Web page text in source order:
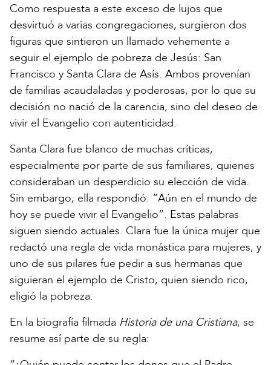
Como respuesta a este exceso de lujos que
desvirtuó a varias congregaciones, surgieron dos
figuras que sintieron un llamado vehemente a
seguir el ejemplo de pobreza de Jesús: San
Francisco y Santa Clara de Asís. Ambos provenían
de familias acaudaladas y poderosas, por lo que su
decisión no nació de la carencia, sino del deseo de
vivir el Evangelio con autenticidad.
Santa Clara fue blanco de muchas críticas,
especialmente por parte de sus familiares, quienes
consideraban un desperdicio su elección de vida.
Sin embargo, ella respondió: “Aún en el mundo de
hoy se puede vivir el Evangelio”. Estas palabras
siguen siendo actuales. Clara fue la única mujer que
redactó una regla de vida monástica para mujeres, y
uno de sus pilares fue pedir a sus hermanas que
siguieran el ejemplo de Cristo, quien siendo rico,
eligió la pobreza.
En la biografía filmada Historia de una Cristiana, se
resume así parte de su regla: